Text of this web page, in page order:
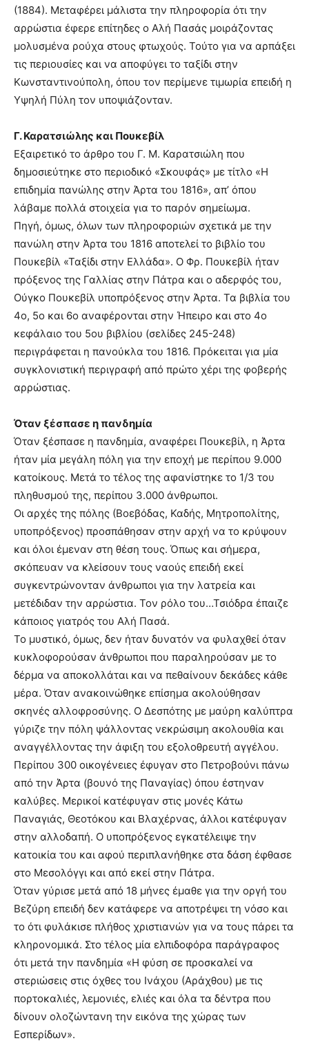
(1884). Μεταφέρει μάλιστα την πληροφορία ότι την
αρρώστια έφερε επίτηδες ο Αλή Πασάς μοιράζοντας
μολυσμένα ρούχα στους φτωχούς. Τούτο για να αρπάξει
τις περιουσίες και να αποφύγει το ταξίδι στην
Κωνσταντινούπολη, όπου τον περίμενε τιμωρία επειδή η
Υψηλή Πύλη τον υποψιάζονταν.
Γ. Καρατσιώλης και Πουκεβίλ
Εξαιρετικό το άρθρο του Γ. Μ. Καρατσιώλη που
δημοσιεύτηκε στο περιοδικό «Σκουφάς» με τίτλο «Η
επιδημία πανώλης στην Άρτα του 1816», απ’ όπου
λάβαμε πολλά στοιχεία για το παρόν σημείωμα.
Πηγή, όμως, όλων των πληροφοριών σχετικά με την
πανώλη στην Άρτα του 1816 αποτελεί το βιβλίο του
Πουκεβίλ «Ταξίδι στην Ελλάδα». O Φρ. Πουκεβίλ ήταν
πρόξενος της Γαλλίας στην Πάτρα και ο αδερφός του,
Ούγκο Πουκεβίλ υποπρόξενος στην Άρτα. Τα βιβλία του
4ο, 5ο και 6ο αναφέρονται στην Ήπειρο και στο 4ο
κεφάλαιο του 5ου βιβλίου (σελίδες 245-248)
περιγράφεται η πανούκλα του 1816. Πρόκειται για μία
συγκλονιστική περιγραφή από πρώτο χέρι της φοβερής
αρρώστιας.
Όταν ξέσπασε η πανδημία
Όταν ξέσπασε η πανδημία, αναφέρει Πουκεβίλ, η Άρτα
ήταν μία μεγάλη πόλη για την εποχή με περίπου 9.000
κατοίκους. Μετά το τέλος της αφανίστηκε το 1/3 του
πληθυσμού της, περίπου 3.000 άνθρωποι.
Οι αρχές της πόλης (Βοεβόδας, Καδής, Μητροπολίτης,
υποπρόξενος) προσπάθησαν στην αρχή να το κρύψουν
και όλοι έμεναν στη θέση τους. Όπως και σήμερα,
σκόπευαν να κλείσουν τους ναούς επειδή εκεί
συγκεντρώνονταν άνθρωποι για την λατρεία και
μετέδιδαν την αρρώστια. Τον ρόλο του…Τσιόδρα έπαιζε
κάποιος γιατρός του Αλή Πασά.
Το μυστικό, όμως, δεν ήταν δυνατόν να φυλαχθεί όταν
κυκλοφορούσαν άνθρωποι που παραληρούσαν με το
δέρμα να αποκολλάται και να πεθαίνουν δεκάδες κάθε
μέρα. Όταν ανακοινώθηκε επίσημα ακολούθησαν
σκηνές αλλοφροσύνης. Ο Δεσπότης με μαύρη καλύπτρα
γύριζε την πόλη ψάλλοντας νεκρώσιμη ακολουθία και
αναγγέλλοντας την άφιξη του εξολοθρευτή αγγέλου.
Περίπου 300 οικογένειες έφυγαν στο Πετροβούνι πάνω
από την Άρτα (βουνό της Παναγίας) όπου έστηναν
καλύβες. Μερικοί κατέφυγαν στις μονές Κάτω
Παναγιάς, Θεοτόκου και Βλαχέρνας, άλλοι κατέφυγαν
στην αλλοδαπή. Ο υποπρόξενος εγκατέλειψε την
κατοικία του και αφού περιπλανήθηκε στα δάση έφθασε
στο Μεσολόγγι και από εκεί στην Πάτρα.
Όταν γύρισε μετά από 18 μήνες έμαθε για την οργή του
Βεζύρη επειδή δεν κατάφερε να αποτρέψει τη νόσο και
το ότι φυλάκισε πλήθος χριστιανών για να τους πάρει τα
κληρονομικά. Στο τέλος μία ελπιδοφόρα παράγραφος
ότι μετά την πανδημία «Η φύση σε προσκαλεί να
στεριώσεις στις όχθες του Ινάχου (Αράχθου) με τις
πορτοκαλιές, λεμονιές, ελιές και όλα τα δέντρα που
δίνουν ολοζώντανη την εικόνα της χώρας των
Εσπερίδων».